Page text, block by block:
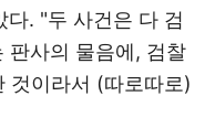
다. "두 사건은 다 검
판사의 물음에, 검찰
것이라서 (따로따로)